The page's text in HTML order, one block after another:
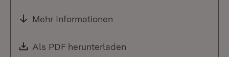
Mehr Informationen
Download:
Als PDF herunterladen